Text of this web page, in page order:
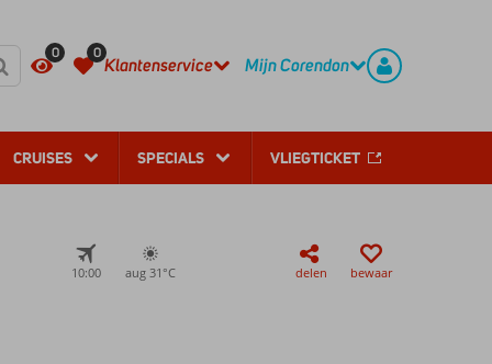
0 0
Klantenservice Mijn Corendon
CRUISES SPECIALS VLIEGTICKET
10:00 aug 31°C delen bewaar